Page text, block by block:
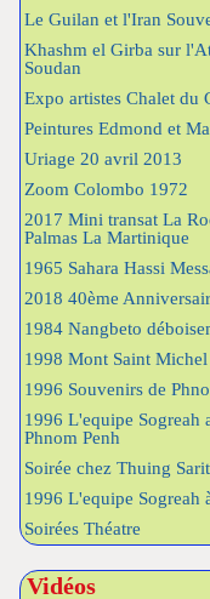
Le Guilan et l'Iran
Khashm el Girba sur
Soudan
Expo artistes Chalet du
Peintures Edmond et
Uriage 20 avril 2013
Zoom Colombo 1972
2017 Mini transat La
Palmas La Martinique
1965 Sahara Hassi
2018 40ème
1984 Nangbeto
1998 Mont Saint Michel
1996 Souvenirs de
1996 L'equipe Sogreah
Phnom Penh
Soirée chez Thuing
1996 L'equipe Sogreah
Soirées Théatre
Vidéos